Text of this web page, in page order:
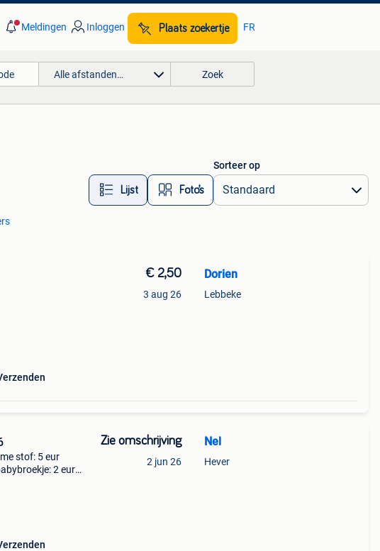
Meldingen Inloggen Plaats zoekertje FR
Alle afstanden… Zoek
Lijst Foto’s
Sorteer op
€ 2,50
3 aug 26
Dorien
Lebbeke
stof: 5 eur
2 eur
Zie omschrijving
2 jun 26
Nel
Hever